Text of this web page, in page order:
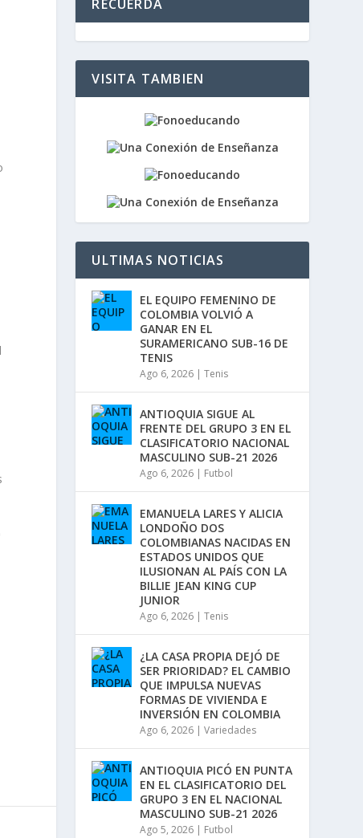
l
e
a
f
c
r
b
j
o
p
r
a
m
e
n
t
o
d
i
s
m
i
n
u
i
r
e
l
v
o
RECUERDA
VISITA TAMBIEN
ULTIMAS NOTICIAS
EL EQUIPO FEMENINO DE
COLOMBIA VOLVIÓ A
GANAR EN EL
SURAMERICANO SUB-16 DE
TENIS
Ago 6, 2026 |Tenis
ANTIOQUIA SIGUE AL
FRENTE DEL GRUPO 3 EN EL
CLASIFICATORIO NACIONAL
MASCULINO SUB-21 2026
Ago 6, 2026 | Futbol
EMANUELA LARES Y ALICIA
LONDOÑO DOS
COLOMBIANAS NACIDAS EN
ESTADOS UNIDOS QUE
ILUSIONAN AL PAÍS CON LA
BILLIE JEAN KING CUP
JUNIOR
Ago 6, 2026 |Tenis
¿LA CASA PROPIA DEJÓ DE
SER PRIORIDAD? EL CAMBIO
QUE IMPULSA NUEVAS
FORMAS DE VIVIENDA E
INVERSIÓN EN COLOMBIA
Ago 6, 2026 |Variedades
ANTIOQUIA PICÓ EN PUNTA
EN EL CLASIFICATORIO DEL
GRUPO 3 EN EL NACIONAL
MASCULINO SUB-21 2026
Ago 5, 2026 | Futbol